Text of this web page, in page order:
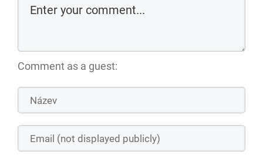
Comment as a guest: